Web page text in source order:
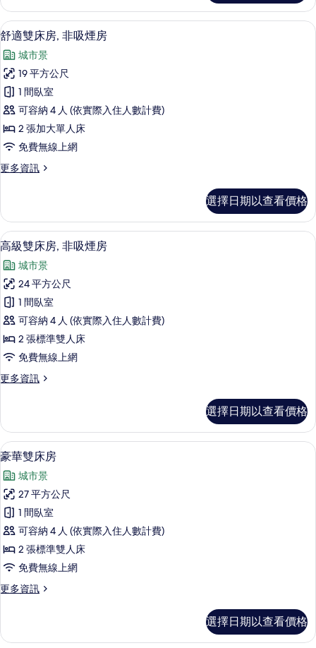
的
所
有
相
片
雙
人
房,
吸
煙
房
的
詳
情
顯
示
舒
適
雙
床
房,
吸
房
的
所
有
相
片
羽絨被、客房內保險箱、遮光布/窗簾
5
舒適雙床房, 非吸煙房
城市景
19 平方公尺
1 間臥室
可容納 4 人 (依實際入住人數計費)
2 張加大單人床
免費無線上網
更多資訊
更
雙
床
房,
吸
煙
房
的
詳
情
選擇日期以查看價格
顯
示
高
級
雙
床
房,
吸
房
的
所
有
相
片
羽絨被、客房內保險箱、遮光布/窗簾
6
高級雙床房, 非吸煙房
城市景
24 平方公尺
1 間臥室
可容納 4 人 (依實際入住人數計費)
2 張標準雙人床
免費無線上網
更多資訊
更
雙
床
房,
吸
煙
房
的
詳
情
選擇日期以查看價格
顯
示
豪
華
雙
床
房
所
相
豪華雙床房 | 羽絨被、客房內保險箱
10
豪華雙床房
城市景
27 平方公尺
1 間臥室
可容納 4 人 (依實際入住人數計費)
2 張標準雙人床
免費無線上網
更多資訊
更
雙
選擇日期以查看價格